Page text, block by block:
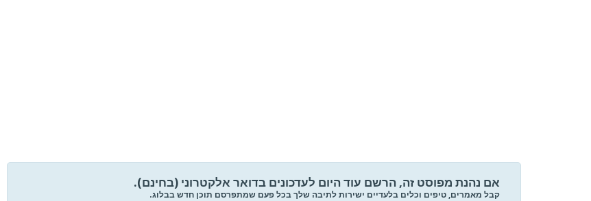
אם נהנת מפוסט זה, הרשם עוד היום לעדכונים בדואר אלקטרוני (בחינם).
קבל מאמרים, טיפים וכלים בלעדיים ישירות לתיבה שלך בכל פעם שמתפרסם תוכן חדש בבלוג.